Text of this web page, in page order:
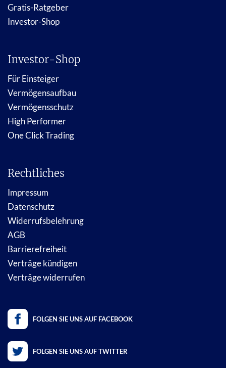
Gratis-Ratgeber
Investor-Shop
Investor-Shop
Für Einsteiger
Vermögensaufbau
Vermögensschutz
High Performer
One Click Trading
Rechtliches
Impressum
Datenschutz
Widerrufsbelehrung
AGB
Barrierefreiheit
Verträge kündigen
Verträge widerrufen
FOLGEN SIE UNS AUF FACEBOOK
FOLGEN SIE UNS AUF TWITTER